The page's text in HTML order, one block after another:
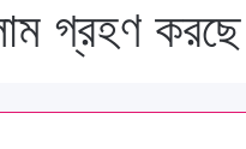
গ্রহণ করছে